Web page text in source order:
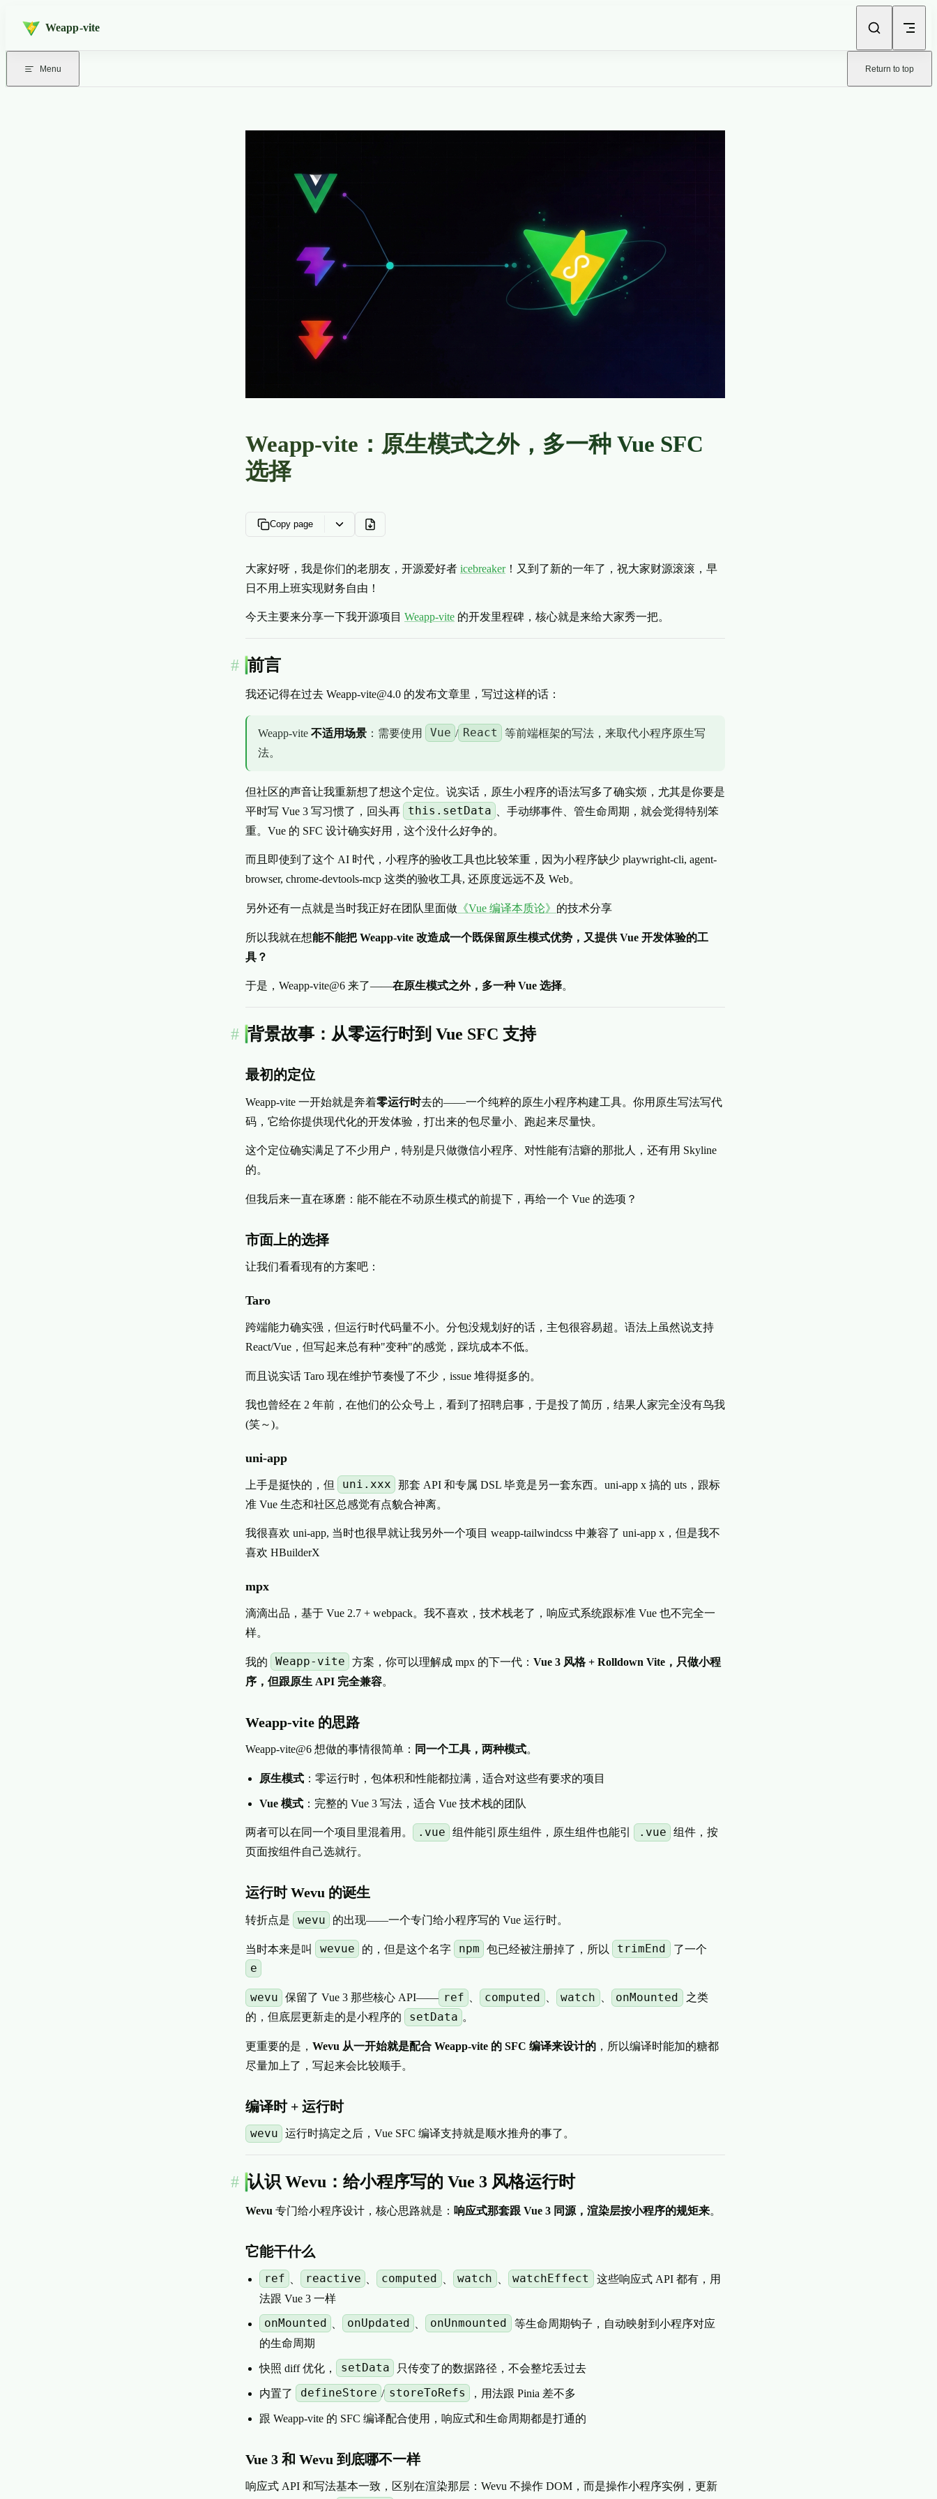
Weapp-vite
Menu Return to top
Weapp-vite：原生模式之外，多一种 Vue SFC
选择
Copy page
大家好呀，我是你们的老朋友，开源爱好者 icebreaker！又到了新的一年了，祝大家财源滚滚，早
日不用上班实现财务自由！
今天主要来分享一下我开源项目 Weapp-vite 的开发里程碑，核心就是来给大家秀一把。
前言
我还记得在过去 Weapp-vite@4.0 的发布文章里，写过这样的话：
Weapp-vite 不适用场景 ：需要使用 Vue / React
等前端框架的写法，来取代小程序原生写
法。
但社区的声音让我重新想了想这个定位。说实话，原生小程序的语法写多了确实烦，尤其是你要是
平时写 Vue 3 写习惯了，回头再
this.setData
、手动绑事件、管生命周期，就会觉得特别笨
重。Vue 的 SFC 设计确实好用，这个没什么好争的。
而且即使到了这个 AI 时代，小程序的验收工具也比较笨重，因为小程序缺少 playwright-cli, agent-
browser, chrome-devtools-mcp 这类的验收工具, 还原度远远不及 Web。
另外还有一点就是当时我正好在团队里面做 《Vue 编译本质论》 的技术分享
所以我就在想能不能把 Weapp-vite 改造成一个既保留原生模式优势，又提供 Vue 开发体验的工
具？
于是，Weapp-vite@6 来了——在原生模式之外，多一种 Vue 选择。
背景故事：从零运行时到 Vue SFC 支持
最初的定位
Weapp-vite 一开始就是奔着零运行时去的——一个纯粹的原生小程序构建工具。你用原生写法写代
码，它给你提供现代化的开发体验，打出来的包尽量小、跑起来尽量快。
这个定位确实满足了不少用户，特别是只做微信小程序、对性能有洁癖的那批人，还有用 Skyline
的。
但我后来一直在琢磨：能不能在不动原生模式的前提下，再给一个 Vue 的选项？
市面上的选择
让我们看看现有的方案吧：
Taro
跨端能力确实强，但运行时代码量不小。分包没规划好的话，主包很容易超。语法上虽然说支持
React/Vue，但写起来总有种"变种"的感觉，踩坑成本不低。
而且说实话 Taro 现在维护节奏慢了不少，issue 堆得挺多的。
我也曾经在 2 年前，在他们的公众号上，看到了招聘启事，于是投了简历，结果人家完全没有鸟我
(笑～)。
uni-app
上手是挺快的，但 uni.xxx
那套 API 和专属 DSL 毕竟是另一套东西。uni-app x 搞的 uts，跟标
准 Vue 生态和社区总感觉有点貌合神离。
我很喜欢 uni-app, 当时也很早就让我另外一个项目 weapp-tailwindcss 中兼容了 uni-app x，但是我不
喜欢 HBuilderX
mpx
滴滴出品，基于 Vue 2.7 + webpack。我不喜欢，技术栈老了，响应式系统跟标准 Vue 也不完全一
样。
我的 Weapp-vite 方案，你可以理解成 mpx 的下一代：Vue 3 风格 + Rolldown Vite，只做小程
序，但跟原生 API 完全兼容。
Weapp-vite 的思路
Weapp-vite@6 想做的事情很简单： 同一个工具，两种模式。
原生模式 ：零运行时，包体积和性能都拉满，适合对这些有要求的项目
Vue 模式 ：完整的 Vue 3 写法，适合 Vue 技术栈的团队
两者可以在同一个项目里混着用。 .vue 组件能引原生组件，原生组件也能引 .vue
组件，按
页面按组件自己选就行。
运行时 Wevu 的诞生
转折点是 wevu 的出现——一个专门给小程序写的 Vue 运行时。
当时本来是叫 wevue 的，但是这个名字 npm 包已经被注册掉了，所以 trimEnd 了一个
e
wevu 保留了 Vue 3 那些核心 API—— ref computed watch onMounted
之类
的，但底层更新走的是小程序的
setData 。
更重要的是， Wevu 从一开始就是配合 Weapp-vite 的 SFC 编译来设计的 ，所以编译时能加的糖都
尽量加上了，写起来会比较顺手。
编译时 + 运行时
wevu 运行时搞定之后，Vue SFC 编译支持就是顺水推舟的事了。
认识 Wevu：给小程序写的 Vue 3 风格运行时
Wevu 专门给小程序设计，核心思路就是： 响应式那套跟 Vue 3 同源，渲染层按小程序的规矩来。
它能干什么
ref reactive computed watch watchEffect
这些响应式 API 都有，用
法跟 Vue 3 一样
onMounted onUpdated onUnmounted
等生命周期钩子，自动映射到小程序对应
的生命周期
快照 diff 优化， setData 只传变了的数据路径，不会整坨丢过去
内置了 defineStore / storeToRefs ，用法跟 Pinia 差不多
跟 Weapp-vite 的 SFC 编译配合使用，响应式和生命周期都是打通的
Vue 3 和 Wevu 到底哪不一样
响应式 API 和写法基本一致，区别在渲染那层：Wevu 不操作 DOM，而是操作小程序实例，更新